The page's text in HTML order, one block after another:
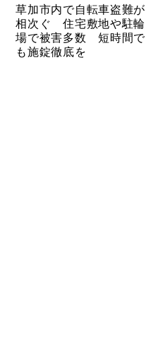
草加市内で自転車盗難が
相次ぐ 住宅敷地や駐輪
場で被害多数 短時間で
も施錠徹底を